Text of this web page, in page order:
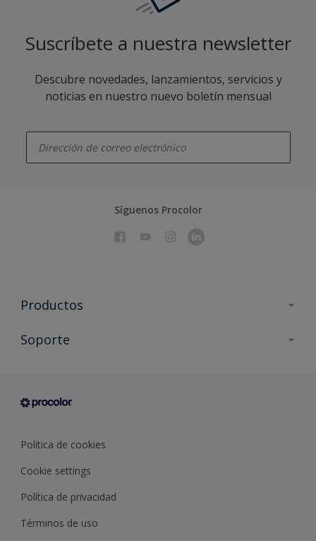
Suscríbete a nuestra newsletter
Descubre novedades, lanzamientos, servicios y
noticias en nuestro nuevo boletín mensual
Síguenos Procolor
Productos
Todos los productos
Condiciones generales de venta
Soporte
Sobre Procolor
Política de cookies
Cookie settings
Política de privacidad
Términos de uso